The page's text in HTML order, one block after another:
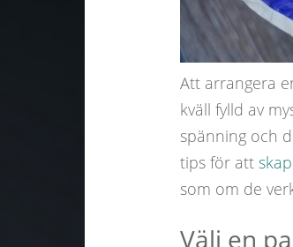
Att arrangera
kväll fylld av
spänning och
tips för att
som om de
Välj en